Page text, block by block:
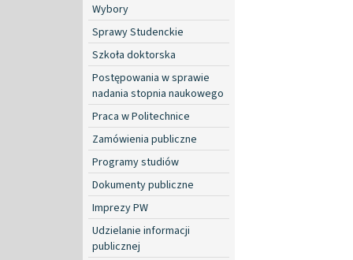
Wybory
Sprawy Studenckie
Szkoła doktorska
Postępowania w sprawie
nadania stopnia naukowego
Praca w Politechnice
Zamówienia publiczne
Programy studiów
Dokumenty publiczne
Imprezy PW
Udzielanie informacji
publicznej